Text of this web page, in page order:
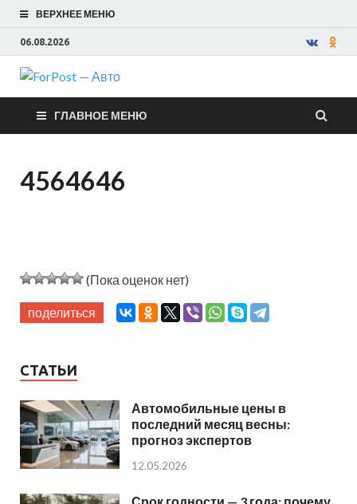
ВЕРХНЕЕ МЕНЮ
06.08.2026
ForPost —
Авто
ГЛАВНОЕ МЕНЮ
4564646
(Пока оценок нет)
поделиться
СТАТЬИ
Автомобильные цены в
последний месяц весны:
прогноз экспертов
12.05.2026